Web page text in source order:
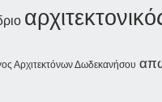
Αρχιτεκτόνων Δωδεκανήσου